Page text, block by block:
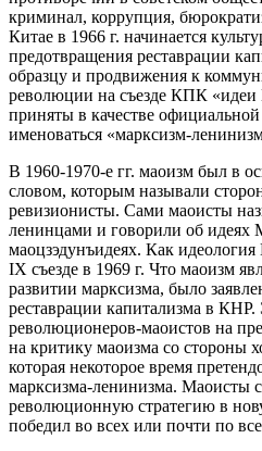
криминал, коррупция,
Китае в 1966 г. начинается
предотвращения реставрации
образцу и продвижения к
революции на съезде КПК
приняты в качестве официальной
именоваться «марксизм-
В 1960-1970-е гг. маоизм был в
словом, которым называли
ревизионисты. Сами маоисты
ленинцами и говорили об идеях
маоцзэдунъидеях. Как
IX съезде в 1969 г. Что маоизм
развитии марксизма, было
реставрации капитализма в
революционеров-маоистов на
на критику маоизма со стороны
которая некоторое время
марксизма-ленинизма. Маоисты
революционную стратегию в
победил во всех или почти по